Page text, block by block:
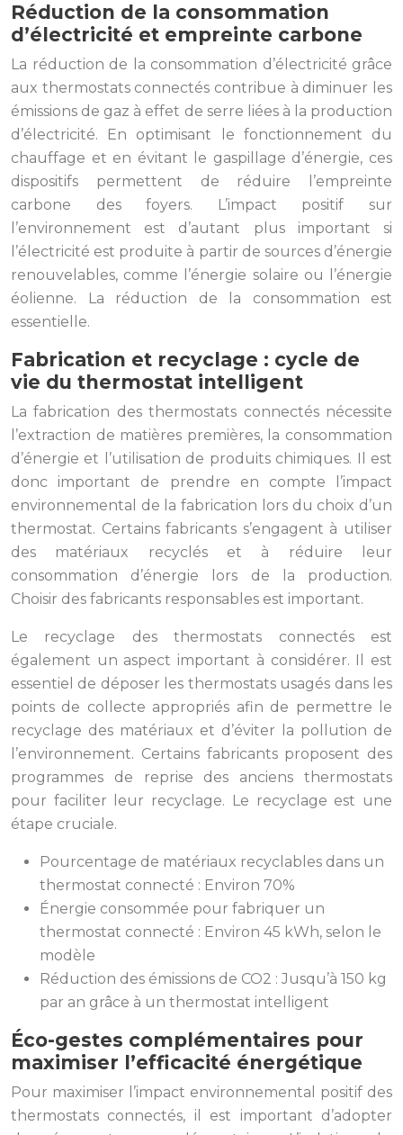
Réduction de la consommation
d’électricité et empreinte carbone
La réduction de la consommation d’électricité grâce
aux thermostats connectés contribue à diminuer les
émissions de gaz à effet de serre liées à la production
d’électricité. En optimisant le fonctionnement du
chauffage et en évitant le gaspillage d’énergie, ces
dispositifs permettent de réduire l’empreinte
carbone des foyers. L’impact positif sur
l’environnement est d’autant plus important si
l’électricité est produite à partir de sources d’énergie
renouvelables, comme l’énergie solaire ou l’énergie
éolienne. La réduction de la consommation est
essentielle.
Fabrication et recyclage : cycle de
vie du thermostat intelligent
La fabrication des thermostats connectés nécessite
l’extraction de matières premières, la consommation
d’énergie et l’utilisation de produits chimiques. Il est
donc important de prendre en compte l’impact
environnemental de la fabrication lors du choix d’un
thermostat. Certains fabricants s’engagent à utiliser
des matériaux recyclés et à réduire leur
consommation d’énergie lors de la production.
Choisir des fabricants responsables est important.
Le recyclage des thermostats connectés est
également un aspect important à considérer. Il est
essentiel de déposer les thermostats usagés dans les
points de collecte appropriés afin de permettre le
recyclage des matériaux et d’éviter la pollution de
l’environnement. Certains fabricants proposent des
programmes de reprise des anciens thermostats
pour faciliter leur recyclage. Le recyclage est une
étape cruciale.
Pourcentage de matériaux recyclables dans un
thermostat connecté : Environ 70%
Énergie consommée pour fabriquer un
thermostat connecté : Environ 45 kWh, selon le
modèle
Réduction des émissions de CO2 : Jusqu’à 150 kg
par an grâce à un thermostat intelligent
Éco-gestes complémentaires pour
maximiser l’efficacité énergétique
Pour maximiser l’impact environnemental positif des
thermostats connectés, il est important d’adopter